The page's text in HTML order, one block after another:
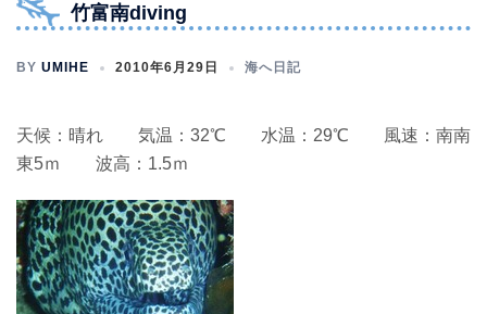
竹富南diving
BY UMIHE 2010年6月29日 海へ日記
天候：晴れ 気温：32℃ 水温：29℃ 風速：南南
東5ｍ 波高：1.5ｍ